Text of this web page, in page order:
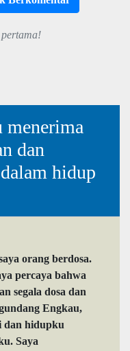
menerima
dan
hidup
orang berdosa.
percaya bahwa
segala dosa dan
Engkau,
dan hidupku
Saya